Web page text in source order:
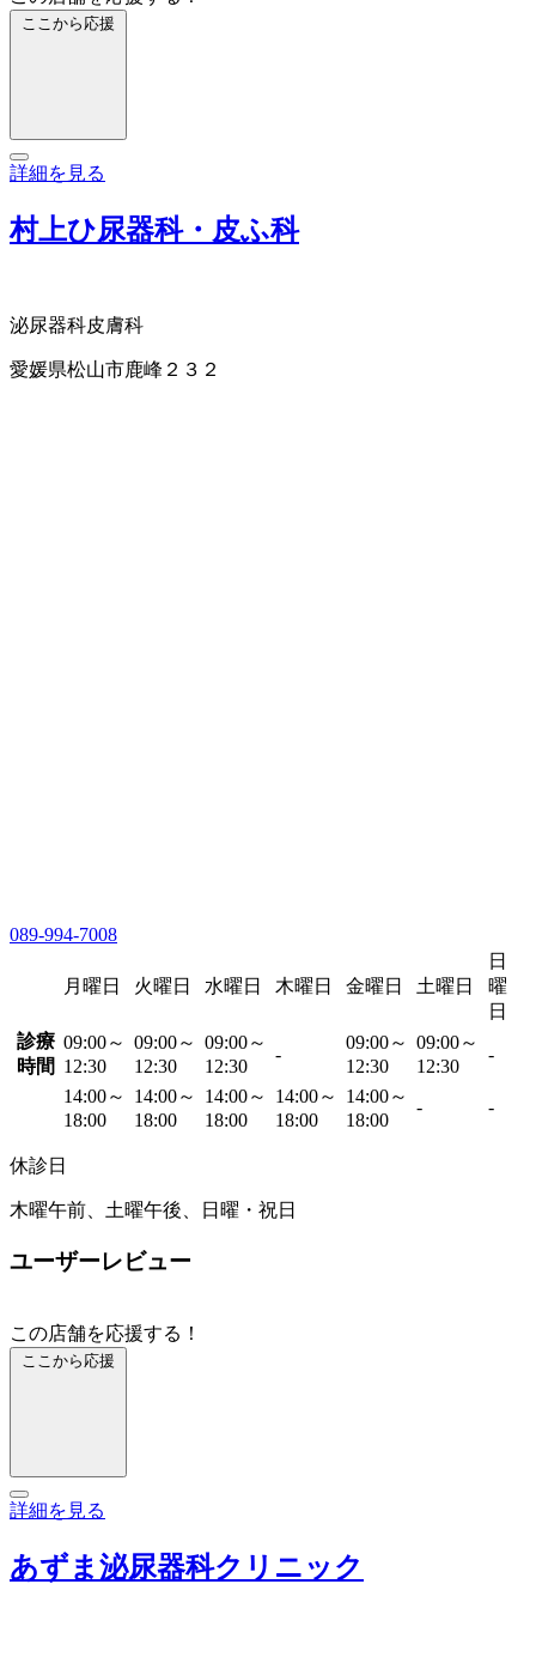
ここから応援
詳細を見る
村上ひ尿器科・皮ふ科
泌尿器科皮膚科
愛媛県松山市鹿峰２３２
089-994-7008
月曜日 火曜日 水曜日 木曜日 金曜日 土曜日
日
曜
日
診療
時間
09:00～
12:30
09:00～
12:30
09:00～
12:30
-
09:00～
12:30
09:00～
12:30
-
14:00～
18:00
14:00～
18:00
14:00～
18:00
14:00～
18:00
14:00～
18:00
- -
休診日
木曜午前、土曜午後、日曜・祝日
ユーザーレビュー
この店舗を応援する！
ここから応援
詳細を見る
あずま泌尿器科クリニック